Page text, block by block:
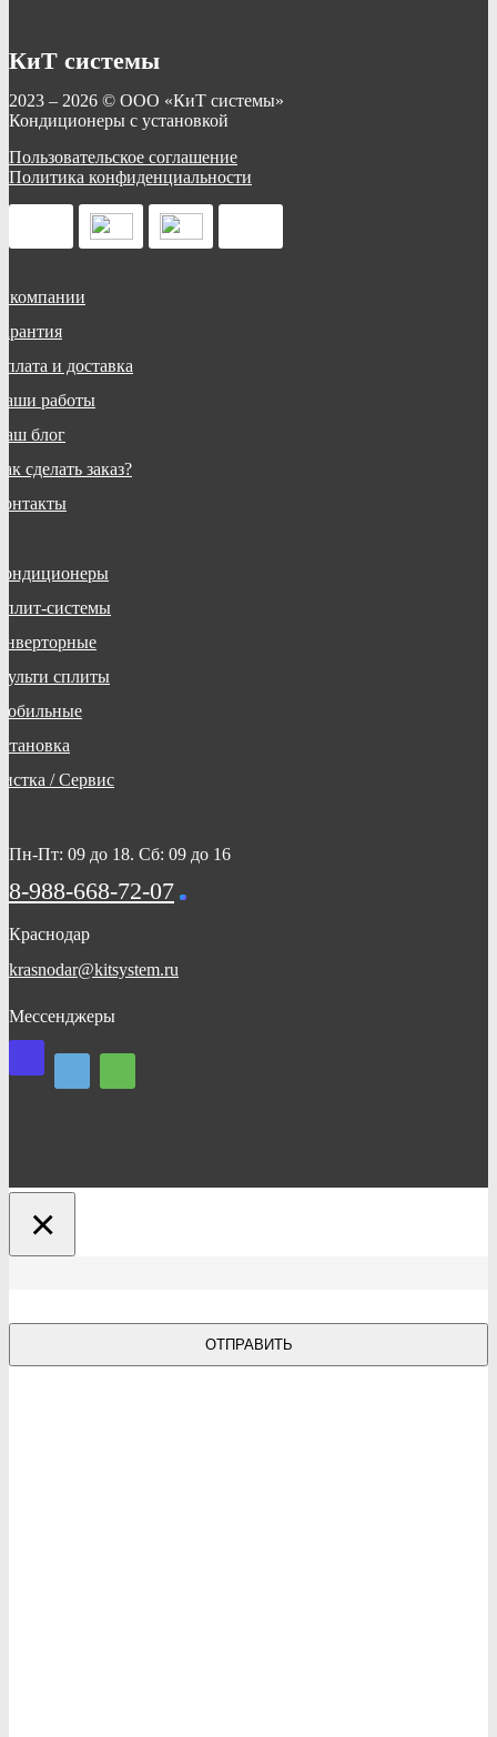
КиТ системы
2023 – 2026 © ООО «КиТ системы»
Кондиционеры с установкой
Пользовательское соглашение
Политика конфиденциальности
компании
и доставка
работы
блог
сделать заказ?
системы
сплиты
/ Сервис
Пн-Пт: 09 до 18. Сб: 09 до 16
8-988-668-72-07
Краснодар
krasnodar@kitsystem.ru
Мессенджеры
×